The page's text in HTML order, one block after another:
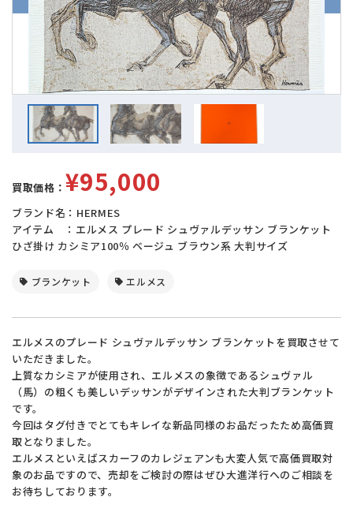
買取価格： ¥95,000
ブランド名：HERMES
アイテム ：エルメス プレード シュヴァルデッサン ブランケット
ひざ掛け カシミア100％ ベージュ ブラウン系 大判サイズ
ブランケット エルメス
エルメスのプレード シュヴァルデッサン ブランケットを買取させて
いただきました。
上質なカシミアが使用され、エルメスの象徴であるシュヴァル
（馬）の粗くも美しいデッサンがデザインされた大判ブランケット
です。
今回はタグ付きでとてもキレイな新品同様のお品だったため高価買
取となりました。
エルメスといえばスカーフのカレジェアンも大変人気で高価買取対
象のお品ですので、売却をご検討の際はぜひ大進洋行へのご相談を
お待ちしております。